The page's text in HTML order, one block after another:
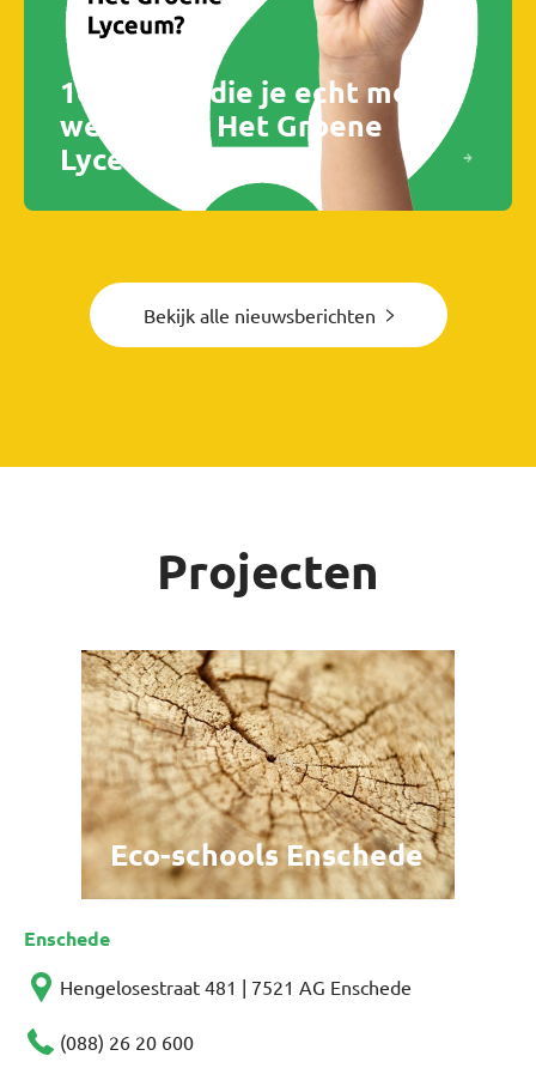
10 Dingen die je echt moet
weten van Het Groene
Lyceum
Bekijk alle nieuwsberichten
Projecten
Eco-schools Enschede
Enschede
Hengelosestraat 481 | 7521 AG Enschede
(088) 26 20 600